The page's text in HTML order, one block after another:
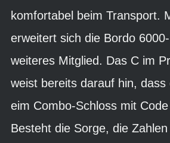
komfortabel beim Transport.
erweitert sich die Bordo
weiteres Mitglied. Das C im
weist bereits darauf hin, dass
eim Combo-Schloss mit
Besteht die Sorge, die